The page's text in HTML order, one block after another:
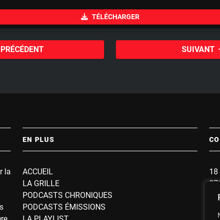
u
TÉLÉCHARGER
PRÉCÉDENT SUIVANT
la
EN PLUS
ACCUEIL
LA GRILLE
PODCASTS CHRONIQUES
PODCASTS ÉMISSIONS
18